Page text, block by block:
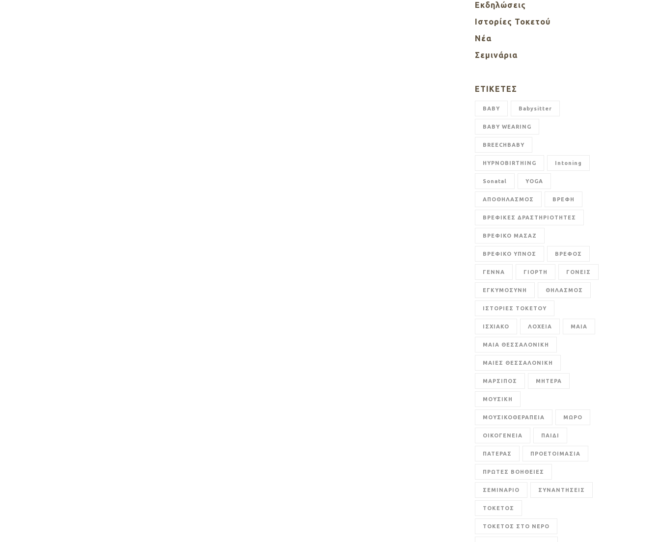
Εκδηλώσεις
Ιστορίες Τοκετού
Νέα
Σεμινάρια
ΕΤΙΚΈΤΕΣ
BABY Babysitter
BABY WEARING
BREECHBABY
HYPNOBIRTHING Intoning
Sonatal YOGA
ΑΠΟΘΗΛΑΣΜΟΣ ΒΡΕΦΗ
ΒΡΕΦΙΚΕΣ ΔΡΑΣΤΗΡΙΟΤΗΤΕΣ
ΒΡΕΦΙΚΟ ΜΑΣΑΖ
ΒΡΕΦΙΚΟ ΥΠΝΟΣ ΒΡΕΦΟΣ
ΓΕΝΝΑ ΓΙΟΡΤΗ ΓΟΝΕΙΣ
ΕΓΚΥΜΟΣΥΝΗ ΘΗΛΑΣΜΟΣ
ΙΣΤΟΡΙΕΣ ΤΟΚΕΤΟΥ
ΙΣΧΙΑΚΟ ΛΟΧΕΙΑ ΜΑΙΑ
ΜΑΙΑ ΘΕΣΣΑΛΟΝΙΚΗ
ΜΑΙΕΣ ΘΕΣΣΑΛΟΝΙΚΗ
ΜΑΡΣΙΠΟΣ ΜΗΤΕΡΑ
ΜΟΥΣΙΚΗ
ΜΟΥΣΙΚΟΘΕΡΑΠΕΙΑ ΜΩΡΟ
ΟΙΚΟΓΕΝΕΙΑ ΠΑΙΔΙ
ΠΑΤΕΡΑΣ ΠΡΟΕΤΟΙΜΑΣΙΑ
ΠΡΩΤΕΣ ΒΟΗΘΕΙΕΣ
ΣΕΜΙΝΑΡΙΟ ΣΥΝΑΝΤΗΣΕΙΣ
ΤΟΚΕΤΟΣ
ΤΟΚΕΤΟΣ ΣΤΟ ΝΕΡΟ